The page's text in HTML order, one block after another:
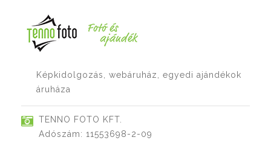
Képkidolgozás, webáruház, egyedi ajándékok
áruháza
TENNO FOTO KFT.
Adószám: 11553698-2-09